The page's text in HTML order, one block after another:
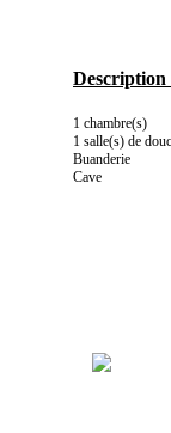
1 chambre(s)
1 salle(s) de
Buanderie
Cave